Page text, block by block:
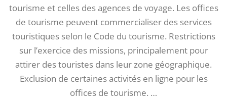
tourisme et celles des agences de voyage. Les offices
de tourisme peuvent commercialiser des services
touristiques selon le Code du tourisme. Restrictions
sur l’exercice des missions, principalement pour
attirer des touristes dans leur zone géographique.
Exclusion de certaines activités en ligne pour les
offices de tourisme. …